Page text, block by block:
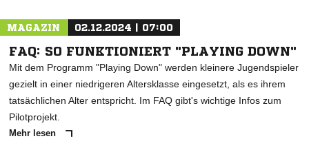
MAGAZIN 02.12.2024 | 07:00
FAQ: SO FUNKTIONIERT "PLAYING DOWN"
Mit dem Programm "Playing Down" werden kleinere Jugendspieler
gezielt in einer niedrigeren Altersklasse eingesetzt, als es ihrem
tatsächlichen Alter entspricht. Im FAQ gibt's wichtige Infos zum
Pilotprojekt.
Mehr lesen